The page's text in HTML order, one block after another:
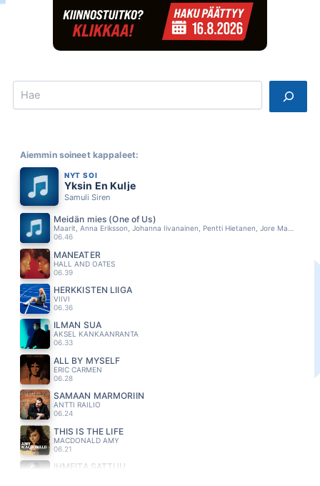
Search
Aiemmin soineet kappaleet:
NYT SOI
Yksin En Kulje
Samuli Siren
Meidän mies (One of Us)
06.46
MANEATER
HALL AND OATES
06.39
HERKKISTEN LIIGA
VIIVI
06.36
ILMAN SUA
AKSEL KANKAANRANTA
06.33
ALL BY MYSELF
ERIC CARMEN
06.28
SAMAAN MARMORIIN
ANTTI RAILIO
06.24
THIS IS THE LIFE
MACDONALD AMY
06.21
IHMEITÄ SATTUU